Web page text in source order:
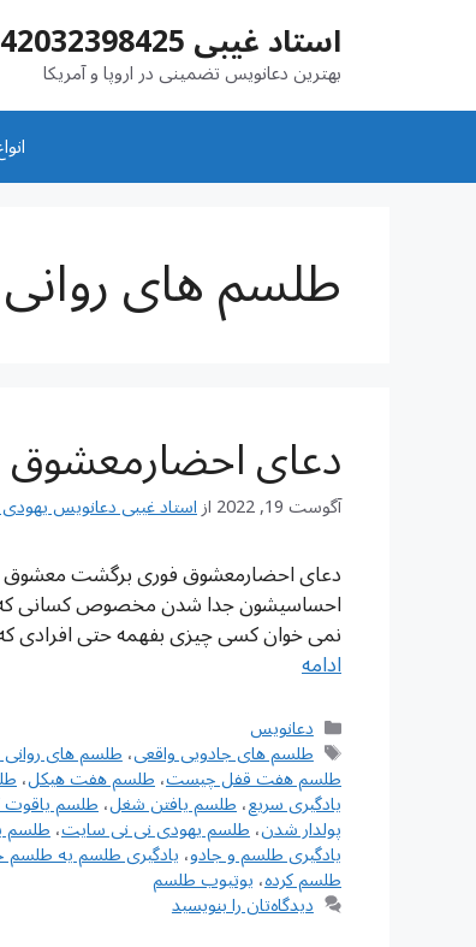
استاد غیبی 00442032398425
بهترین دعانویس تضمینی در اروپا و آمریکا
طلسم های
دعای
آگوست 19, 2022 ازاستاد غیبی دعانویس یهودی
دعای احضارمعشوق فوری برگشت معشوق
احساسیشون جدا شدن مخصوص کسانی
نمی خوان کسی چیزی بفهمه حتی
ادامه
دسته‌ها
دعانویس
برچسب‌ها
طلسم های جادویی واقعی،طلسم های
طلسم هفت قفل چیست،طلسم هفت هیکل،
یادگیری سریع،طلسم یافتن شغل،طلسم یاقوت
پولدار شدن،طلسم یهودی نی نی سایت،طلسم
یادگیری طلسم و جادو،یادگیری طلسم یه
طلسم کرده،یوتیوب طلسم
دیدگاه‌تان را بنویسید